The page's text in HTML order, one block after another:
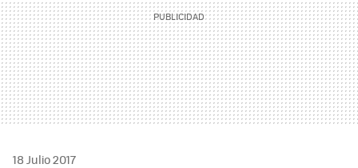
18 Julio 2017